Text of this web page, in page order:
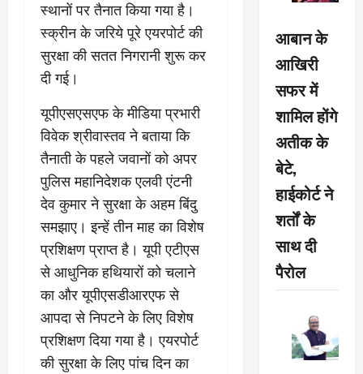
स्थानों पर तैनात किया गया है।
स्क्रीन के जरिये पूरे एयरपोर्ट की
सुरक्षा की सतत निगरानी शुरू कर
दी गई।
यूपीएसएसएफ के मीडिया प्रभारी
विवेक श्रीवास्तव ने बताया कि
तैनाती के पहले जवानों को अपर
पुलिस महानिदेशक एलवी एंटनी
देव कुमार ने सुरक्षा के अहम बिंदु
समझाए। इन्हें तीन माह का विशेष
प्रशिक्षण प्राप्त है। यूपी एटीएस
से आधुनिक हथियारों को चलाने
का और यूपीएसडीआरएफ से
आपदा से निपटने के लिए विशेष
प्रशिक्षण दिया गया है। एयरपोर्ट
की सुरक्षा के लिए पांच दिन का
आबान के
आखिरी
सफर में
शामिल होंगे
अतीक के
बेटे,
हाईकोर्ट ने
शर्तों के
साथ दी
पैरोल